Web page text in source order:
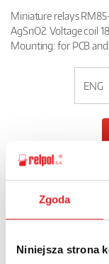
Zgoda
Niniejsza strona
Miniature relays
AgSnO2. Voltage coil
Mounting: for PCB
Ask
Name: *